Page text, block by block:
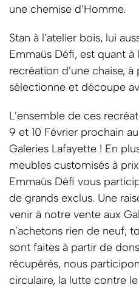
une chemise d’Homme.
Stan à l’atelier bois, lui
Emmaüs Défi, est quant
recréation d’une chaise, à
sélectionne et découpe
L’ensemble de ces
9 et 10 Février prochain
Galeries Lafayette ! En
meubles customisés à
Emmaüs Défi vous
de grands exclus. Une
venir à notre vente aux
n’achetons rien de neuf,
sont faites à partir de
récupérés, nous
circulaire, la lutte contre